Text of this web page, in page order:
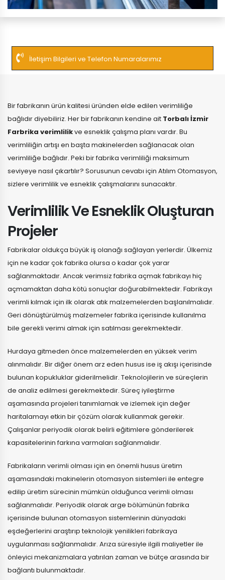
İletişim Bilgileri ve Telefon Numaralarımız
Bir fabrikanın ürün kalitesi üründen elde edilen verimliliğe
bağlıdır diyebiliriz. Her bir fabrikanın kendine ait Torbalı İzmir
Farbrika verimlilikve esneklik çalışma planı vardır. Bu
verimliliğin artışı en başta makinelerden sağlanacak olan
verimliliğe bağlıdır. Peki bir fabrika verimliliği maksimum
seviyeye nasıl çıkartılır? Sorusunun cevabı için Atılım Otomasyon,
sizlere verimlilik ve esneklik çalışmalarını sunacaktır.
Verimlilik Ve Esneklik Oluşturan
Projeler
Fabrikalar oldukça büyük iş olanağı sağlayan yerlerdir. Ülkemiz
için ne kadar çok fabrika olursa o kadar çok yarar
sağlanmaktadır. Ancak verimsiz fabrika açmak fabrikayı hiç
açmamaktan daha kötü sonuçlar doğurabilmektedir. Fabrikayı
verimli kılmak için ilk olarak atık malzemelerden başlanılmalıdır.
Geri dönüştürülmüş malzemeler fabrika içerisinde kullanılma
bile gerekli verimi almak için satılması gerekmektedir.
Hurdaya gitmeden önce malzemelerden en yüksek verim
alınmalıdır. Bir diğer önem arz eden husus ise iş akışı içerisinde
bulunan kopukluklar giderilmelidir. Teknolojilerin ve süreçlerin
de analiz edilmesi gerekmektedir. Süreç iyileştirme
aşamasında projeleri tanımlamak ve izlemek için değer
haritalamayı etkin bir çözüm olarak kullanmak gerekir.
Çalışanlar periyodik olarak belirli eğitimlere gönderilerek
kapasitelerinin farkına varmaları sağlanmalıdır.
Fabrikaların verimli olması için en önemli husus üretim
aşamasındaki makinelerin otomasyon sistemleri ile entegre
edilip üretim sürecinin mümkün olduğunca verimli olması
sağlanmalıdır. Periyodik olarak arge bölümünün fabrika
içerisinde bulunan otomasyon sistemlerinin dünyadaki
eşdeğerlerini araştırıp teknolojik yenilikleri fabrikaya
uygulanması sağlanmalıdır. Arıza süresiyle ilgili maliyetler ile
önleyici mekanizmalara yatırılan zaman ve bütçe arasında bir
bağlantı bulunmaktadır.